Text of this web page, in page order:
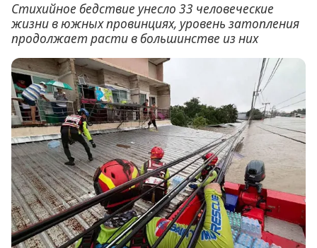
Стихийное бедствие унесло 33 человеческие
жизни в южных провинциях, уровень затопления
продолжает расти в большинстве из них